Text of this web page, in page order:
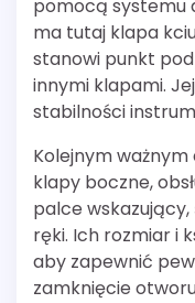
pomocą systemu
ma tutaj klapa
stanowi punkt
innymi klapami.
stabilności
Kolejnym
klapy boczne,
palce
ręki. Ich rozmiar i
aby zapewnić
zamknięcie